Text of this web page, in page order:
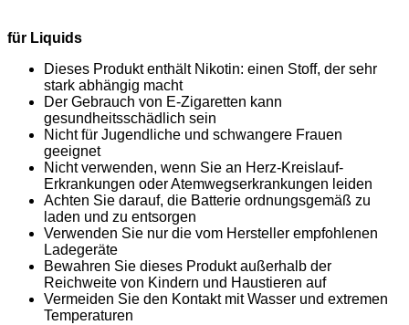
für Liquids
Dieses Produkt enthält Nikotin: einen Stoff, der sehr
stark abhängig macht
Der Gebrauch von E-Zigaretten kann
gesundheitsschädlich sein
Nicht für Jugendliche und schwangere Frauen
geeignet
Nicht verwenden, wenn Sie an Herz-Kreislauf-
Erkrankungen oder Atemwegserkrankungen leiden
Achten Sie darauf, die Batterie ordnungsgemäß zu
laden und zu entsorgen
Verwenden Sie nur die vom Hersteller empfohlenen
Ladegeräte
Bewahren Sie dieses Produkt außerhalb der
Reichweite von Kindern und Haustieren auf
Vermeiden Sie den Kontakt mit Wasser und extremen
Temperaturen